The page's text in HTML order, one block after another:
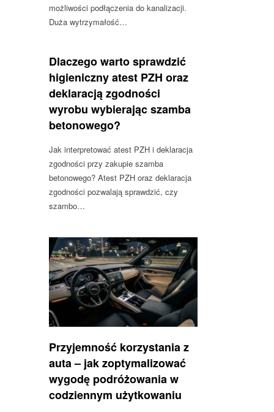
możliwości podłączenia do kanalizacji.
Duża wytrzymałość…
Dlaczego warto sprawdzić
higieniczny atest PZH oraz
deklaracją zgodności
wyrobu wybierając szamba
betonowego?
Jak interpretować atest PZH i deklaracja
zgodności przy zakupie szamba
betonowego? Atest PZH oraz deklaracja
zgodności pozwalają sprawdzić, czy
szambo…
Przyjemność korzystania z
auta – jak zoptymalizować
wygodę podróżowania w
codziennym użytkowaniu